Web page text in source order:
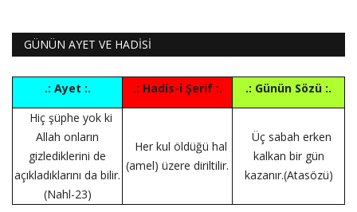
GÜNÜN AYET VE HADİSİ
.: Ayet :. .: Hadis-i Şerif :.
.: Günün Sözü :.
Hiç şüphe yok ki
Allah onların
gizlediklerini de
açıkladıklarını da bilir.
(Nahl-23)
Her kul öldüğü hal
(amel) üzere diriltilir.
Üç sabah erken
kalkan bir gün
kazanır.(Atasözü)